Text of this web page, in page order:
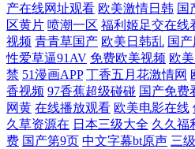
影音先锋国产av电影 91视频网站线上观
网 91网址在线观看 韩日色网 日韩肏肏
美日本性爱网址麻豆 95看片淫黄大片
男人都懂得
产在线网址观看 欧美激情日韩 国
区黄片 喷潮一区 福利姬足交在线
视频 青青草国产 欧美日韩乱 国
性爱草逼91AV 免费欧美视频 欧
禁 51漫画APP 丁香五月花激情网
香视频 97香蕉超级碰碰 国产免费
网黄 在线播放观看 欧美电影在线
久草资源在 日本三级大全 久久福
费 国产第9页 中文字幕bt原声 三